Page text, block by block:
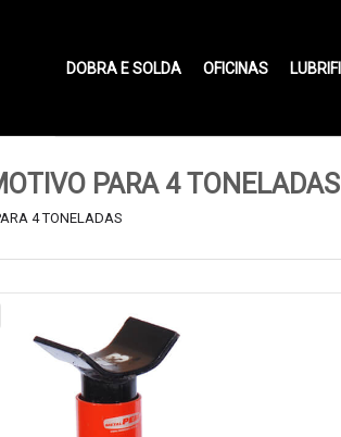
DOBRA E SOLDA OFICINAS
PARA 4 TONELADAS
4 TONELADAS